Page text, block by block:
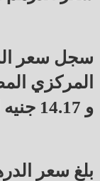
سجل سعر
و 14.17 جنيه للبيع.
بلغ سعر